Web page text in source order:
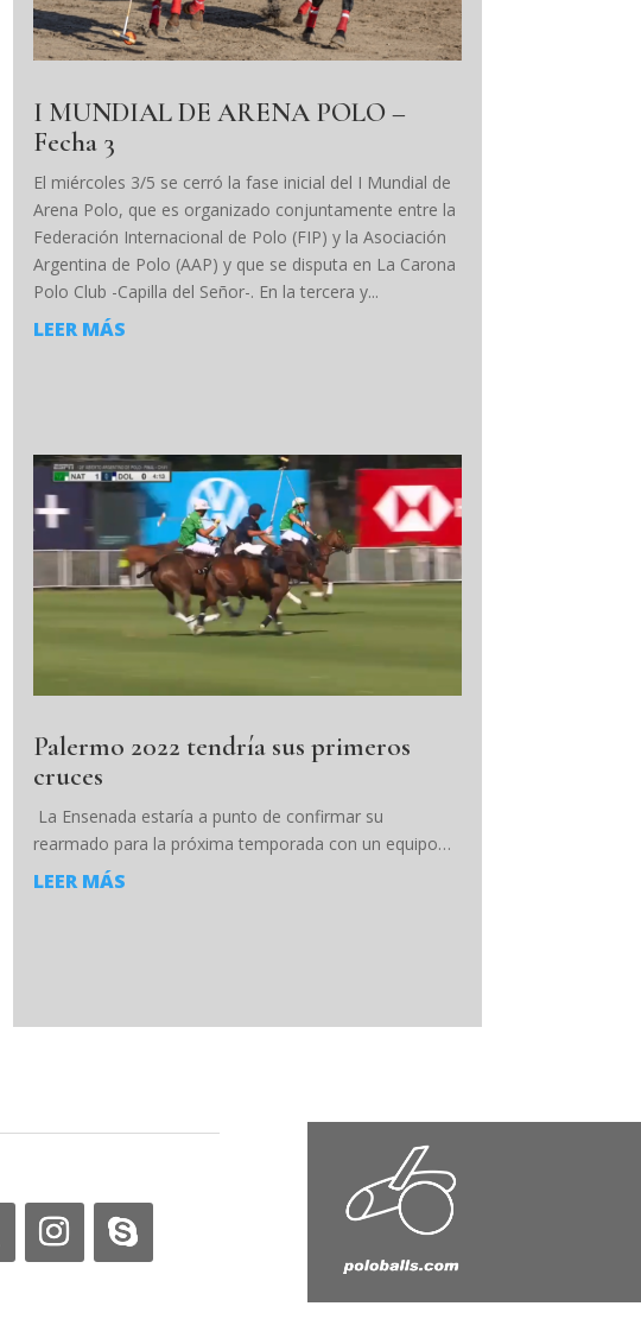
I MUNDIAL DE ARENA POLO –
Fecha 3
El miércoles 3/5 se cerró la fase inicial del I Mundial de
Arena Polo, que es organizado conjuntamente entre la
Federación Internacional de Polo (FIP) y la Asociación
Argentina de Polo (AAP) y que se disputa en La Carona
Polo Club -Capilla del Señor-. En la tercera y...
LEER MÁS
Palermo 2022 tendría sus primeros
cruces
La Ensenada estaría a punto de confirmar su
rearmado para la próxima temporada con un equipo…
LEER MÁS